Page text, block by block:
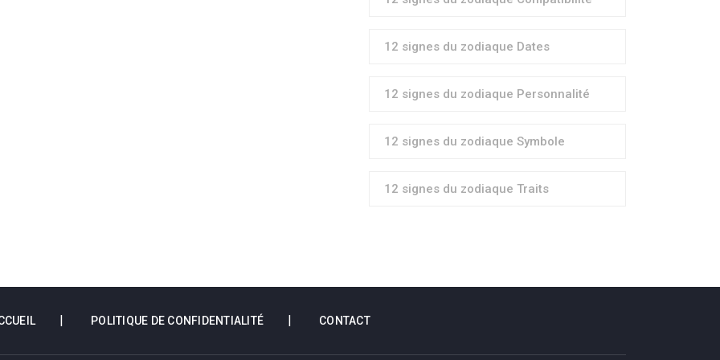
12 signes du zodiaque Dates
12 signes du zodiaque Personnalité
12 signes du zodiaque Symbole
12 signes du zodiaque Traits
POLITIQUE DE CONFIDENTIALITÉ CONTACT